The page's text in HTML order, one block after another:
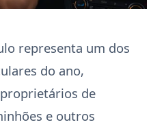
representa um dos
do ano,
de
e outros